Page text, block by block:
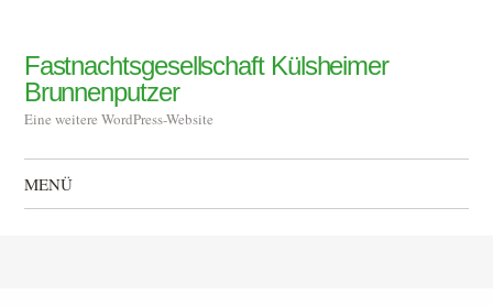
Fastnachtsgesellschaft Külsheimer
Brunnenputzer
Eine weitere WordPress-Website
MENÜ